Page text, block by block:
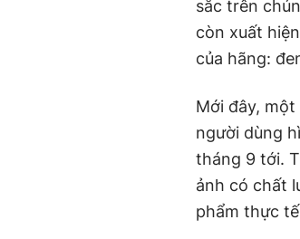
sắc trên
còn xuất
của hãng:
Mới đây,
người dùng
tháng 9 tới.
ảnh có chất
phẩm thực